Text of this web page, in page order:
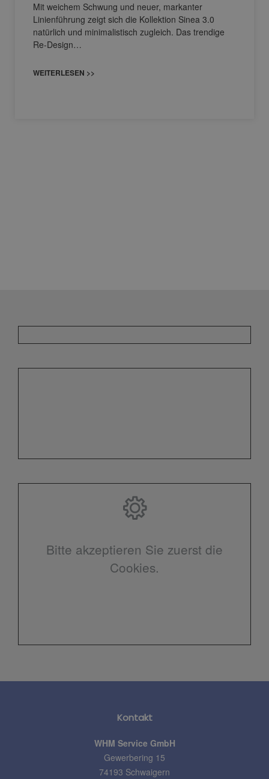
Mit weichem Schwung und neuer, markanter
Linienführung zeigt sich die Kollektion Sinea 3.0
natürlich und minimalistisch zugleich. Das trendige
Re-Design…
WEITERLESEN >>
Bitte akzeptieren Sie zuerst die
Cookies.
Kontakt
WHM Service GmbH
Gewerbering 15
74193 Schwaigern